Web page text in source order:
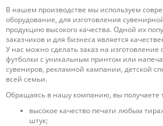
В нашем производстве мы используем
оборудование, для изготовления
продукцию высокого качества. Одной их
заказчиков и для бизнеса является
У нас можно сделать заказ на
футболки с уникальным принтом или
сувениров, рекламной кампании, детской
всей семьи.
Обращаясь в нашу компанию, вы получаете
высокое качество печати любым
штук;